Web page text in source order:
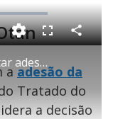
Decisão dos EUA de descartar adesão da Ucrânia à Otan faz sentido do ponto de vista geopolítico
F
s
c
e
n
C
o
a
r
l
h
a
aadesão da
Tratado do
a decisão